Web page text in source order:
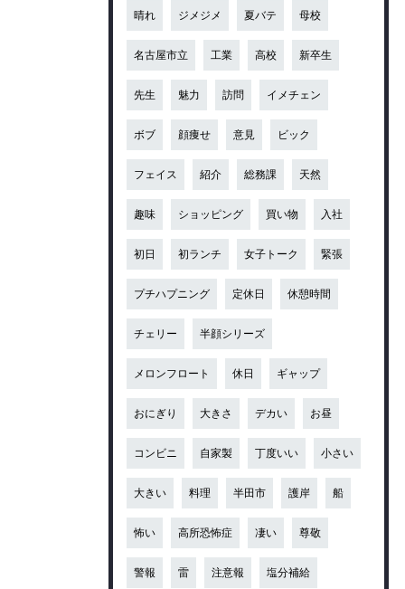
晴れ ジメジメ 夏バテ 母校
名古屋市立 工業 高校 新卒生
先生 魅力 訪問 イメチェン
ボブ 顔痩せ 意見 ビック
フェイス 紹介 総務課 天然
趣味 ショッピング 買い物 入社
初日 初ランチ 女子トーク 緊張
プチハプニング 定休日 休憩時間
チェリー 半顔シリーズ
メロンフロート 休日 ギャップ
おにぎり 大きさ デカい お昼
コンビニ 自家製 丁度いい 小さい
大きい 料理 半田市 護岸 船
怖い 高所恐怖症 凄い 尊敬
警報 雷 注意報 塩分補給